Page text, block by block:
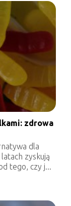
zdrowa
dla
zyskują
tego, czy j...